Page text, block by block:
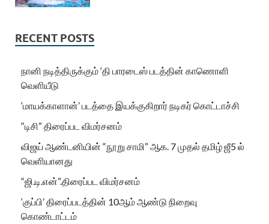
RECENT POSTS
நானி நடித்திருக்கும் ‘தி பாரடைஸ் படத்தின் காணொளி
வெளியீடு
‘மாயக்காளான்’ படத்தை இயக்குகிறார் நடிகர் கொட்டாச்சி
“டிசி” திரைப்பட விமர்சனம்
விஜய் ஆண்டனியின் “நூறு சாமி” ஆக. 7 முதல் தமிழ் ஜீ5 ல்
வெளியானது
“ஜி.டி.என்”.திரைப்பட விமர்சனம்
‘குப்பி’ திரைப்படத்தின் 10ஆம் ஆண்டு நிறைவு
கொண்டாட்டம்